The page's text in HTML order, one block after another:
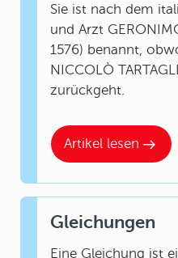
Artikel lesen
Sie ist nach dem
und Arzt
1576) benannt,
NICCOLÒ
zurückgeht.
Gleichungen
Eine Gleichung ist